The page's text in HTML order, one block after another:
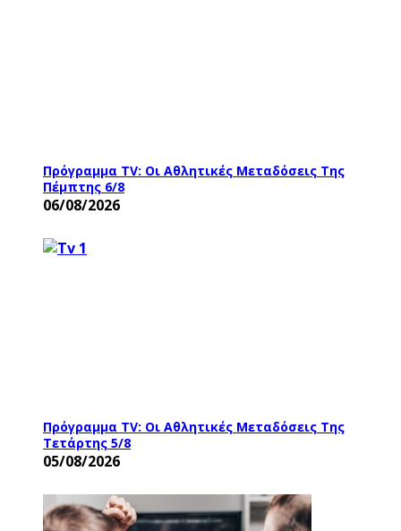
Πρόγραμμα TV: Οι Αθλητικές Μεταδόσεις Της
Πέμπτης 6/8
06/08/2026
Πρόγραμμα TV: Οι Αθλητικές Μεταδόσεις Της
Τετάρτης 5/8
05/08/2026